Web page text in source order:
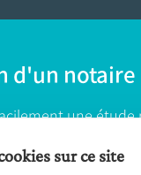
d'un notaire
une étude
vous.
sur ce site